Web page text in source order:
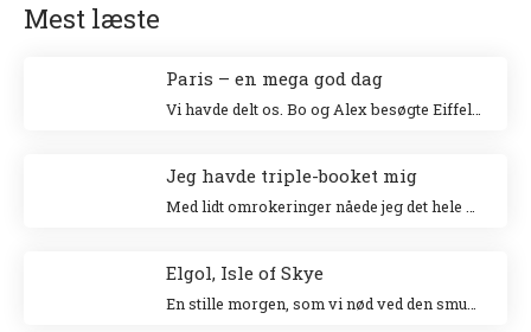
Mest læste
Paris – en mega god dag
Jeg havde triple-booket mig
Elgol, Isle of Skye